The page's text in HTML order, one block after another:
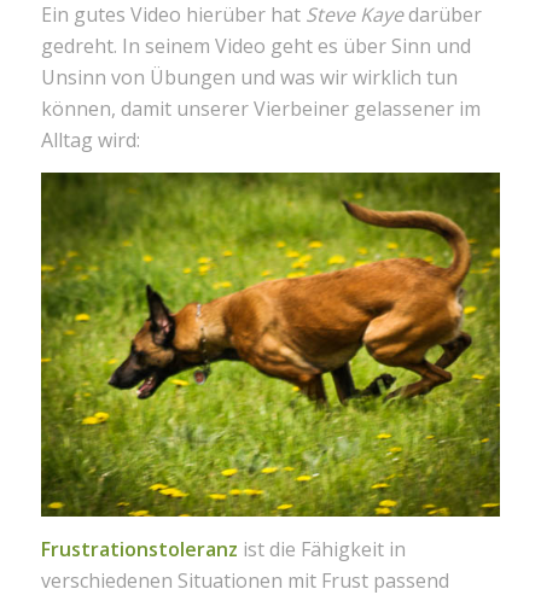
Ein gutes Video hierüber hat Steve Kayedarüber
gedreht. In seinem Video geht es über Sinn und
Unsinn von Übungen und was wir wirklich tun
können, damit unserer Vierbeiner gelassener im
Alltag wird:
Frustrationstoleranz ist die Fähigkeit in
verschiedenen Situationen mit Frust passend